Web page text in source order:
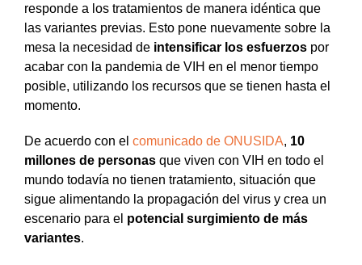
responde a los tratamientos de manera idéntica que
las variantes previas. Esto pone nuevamente sobre la
mesa la necesidad de intensificar los esfuerzos por
acabar con la pandemia de VIH en el menor tiempo
posible, utilizando los recursos que se tienen hasta el
momento.
De acuerdo con el comunicado de ONUSIDA, 10
millones de personas que viven con VIH en todo el
mundo todavía no tienen tratamiento, situación que
sigue alimentando la propagación del virus y crea un
escenario para el potencial surgimiento de más
variantes.